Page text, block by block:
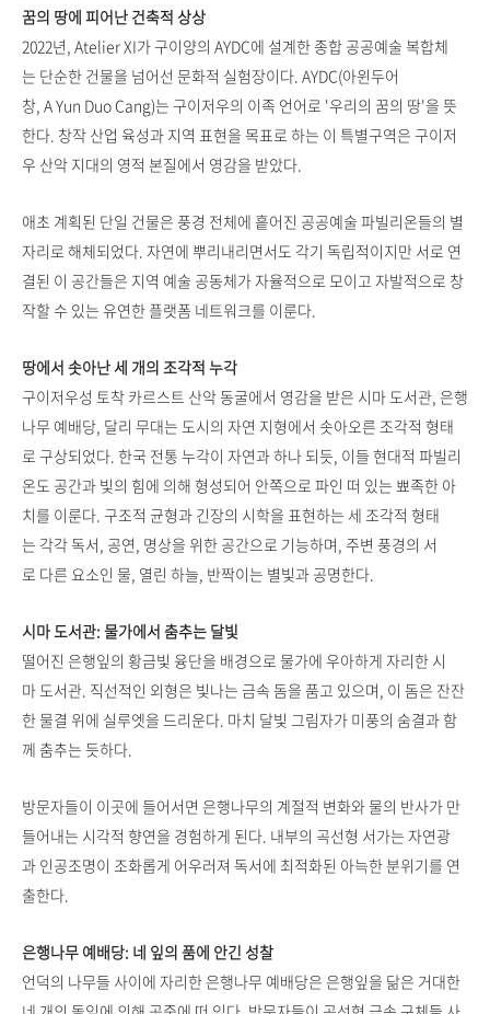
꿈의 땅에 피어난 건축적 상상
2022년, Atelier XI가 구이양의 AYDC에 설계한 종합 공공예술 복합체
는 단순한 건물을 넘어선 문화적 실험장이다. AYDC(아윈두어
창, A Yun Duo Cang)는 구이저우의 이족 언어로 '우리의 꿈의 땅'을 뜻
한다. 창작 산업 육성과 지역 표현을 목표로 하는 이 특별구역은 구이저
우 산악 지대의 영적 본질에서 영감을 받았다.
애초 계획된 단일 건물은 풍경 전체에 흩어진 공공예술 파빌리온들의 별
자리로 해체되었다. 자연에 뿌리내리면서도 각기 독립적이지만 서로 연
결된 이 공간들은 지역 예술 공동체가 자율적으로 모이고 자발적으로 창
작할 수 있는 유연한 플랫폼 네트워크를 이룬다.
땅에서 솟아난 세 개의 조각적 누각
구이저우성 토착 카르스트 산악 동굴에서 영감을 받은 시마 도서관, 은행
나무 예배당, 달리 무대는 도시의 자연 지형에서 솟아오른 조각적 형태
로 구상되었다. 한국 전통 누각이 자연과 하나 되듯, 이들 현대적 파빌리
온도 공간과 빛의 힘에 의해 형성되어 안쪽으로 파인 떠 있는 뾰족한 아
치를 이룬다. 구조적 균형과 긴장의 시학을 표현하는 세 조각적 형태
는 각각 독서, 공연, 명상을 위한 공간으로 기능하며, 주변 풍경의 서
로 다른 요소인 물, 열린 하늘, 반짝이는 별빛과 공명한다.
시마 도서관: 물가에서 춤추는 달빛
떨어진 은행잎의 황금빛 융단을 배경으로 물가에 우아하게 자리한 시
마 도서관. 직선적인 외형은 빛나는 금속 돔을 품고 있으며, 이 돔은 잔잔
한 물결 위에 실루엣을 드리운다. 마치 달빛 그림자가 미풍의 숨결과 함
께 춤추는 듯하다.
방문자들이 이곳에 들어서면 은행나무의 계절적 변화와 물의 반사가 만
들어내는 시각적 향연을 경험하게 된다. 내부의 곡선형 서가는 자연광
과 인공조명이 조화롭게 어우러져 독서에 최적화된 아늑한 분위기를 연
출한다.
은행나무 예배당: 네 잎의 품에 안긴 성찰
언덕의 나무들 사이에 자리한 은행나무 예배당은 은행잎을 닮은 거대한